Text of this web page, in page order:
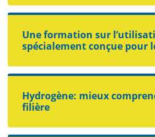
Une formation sur
spécialement conçue pour
Hydrogène: mieux
filière